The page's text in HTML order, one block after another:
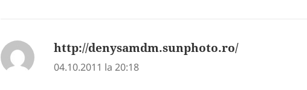
http://denysamdm.sunphoto.ro/spune:
04.10.2011 la 20:18